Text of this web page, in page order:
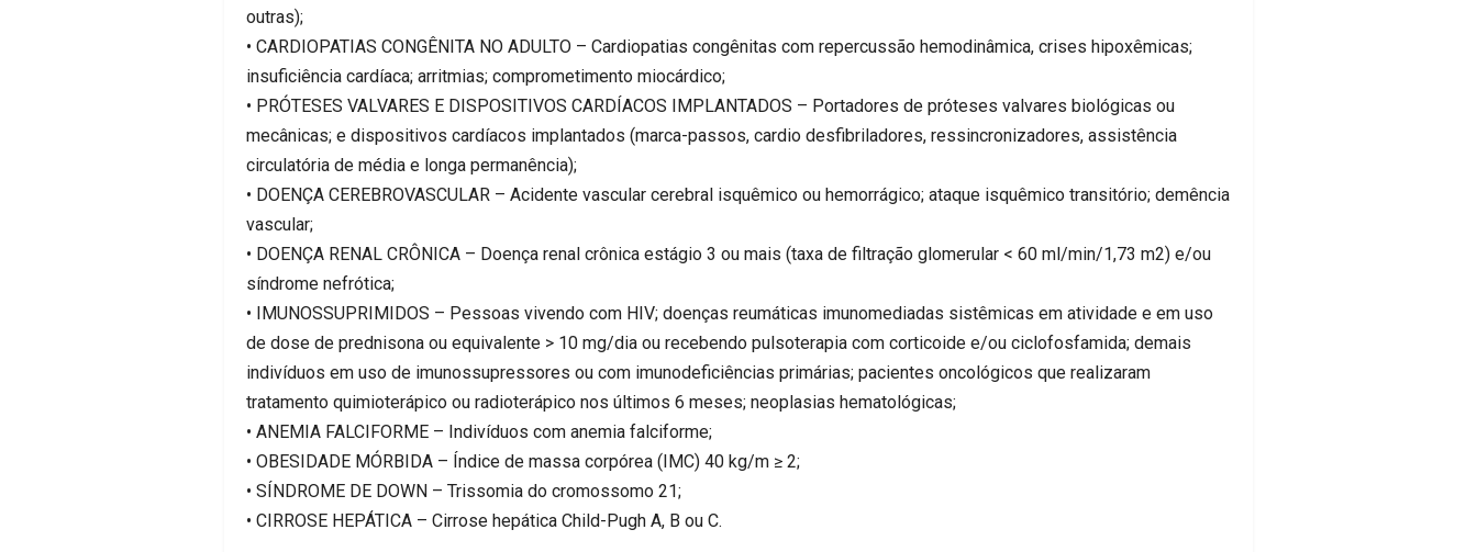
outras);
• CARDIOPATIAS CONGÊNITA NO ADULTO – Cardiopatias congênitas com repercussão hemodinâmica, crises hipoxêmicas;
insuficiência cardíaca; arritmias; comprometimento miocárdico;
• PRÓTESES VALVARES E DISPOSITIVOS CARDÍACOS IMPLANTADOS – Portadores de próteses valvares biológicas ou
mecânicas; e dispositivos cardíacos implantados (marca-passos, cardio desfibriladores, ressincronizadores, assistência
circulatória de média e longa permanência);
• DOENÇA CEREBROVASCULAR – Acidente vascular cerebral isquêmico ou hemorrágico; ataque isquêmico transitório; demência
vascular;
• DOENÇA RENAL CRÔNICA – Doença renal crônica estágio 3 ou mais (taxa de filtração glomerular < 60 ml/min/1,73 m2) e/ou
síndrome nefrótica;
• IMUNOSSUPRIMIDOS – Pessoas vivendo com HIV; doenças reumáticas imunomediadas sistêmicas em atividade e em uso
de dose de prednisona ou equivalente > 10 mg/dia ou recebendo pulsoterapia com corticoide e/ou ciclofosfamida; demais
indivíduos em uso de imunossupressores ou com imunodeficiências primárias; pacientes oncológicos que realizaram
tratamento quimioterápico ou radioterápico nos últimos 6 meses; neoplasias hematológicas;
• ANEMIA FALCIFORME – Indivíduos com anemia falciforme;
• OBESIDADE MÓRBIDA – Índice de massa corpórea (IMC) 40 kg/m ≥ 2;
• SÍNDROME DE DOWN – Trissomia do cromossomo 21;
• CIRROSE HEPÁTICA – Cirrose hepática Child-Pugh A, B ou C.